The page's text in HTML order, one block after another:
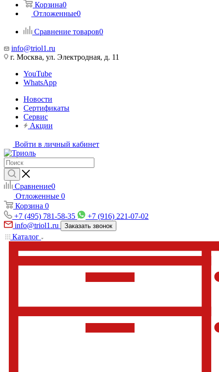
Корзина0
Отложенные0
Сравнение товаров0
info@triol1.ru
г. Москва, ул. Электродная, д. 11
YouTube
WhatsApp
Новости
Сертификаты
Сервис
Акции
Войти в личный кабинет
Сравнение0
Отложенные 0
Корзина 0
+7 (495) 781-58-35
+7 (916) 221-07-02
info@triol1.ru
Заказать звонок
Каталог